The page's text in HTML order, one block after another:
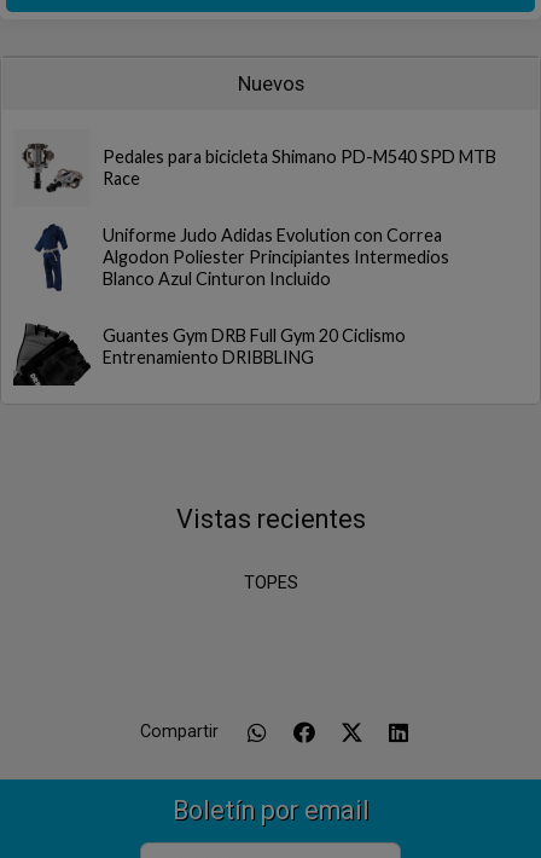
Nuevos
Pedales para bicicleta Shimano PD-M540 SPD MTB
Race
Uniforme Judo Adidas Evolution con Correa
Algodon Poliester Principiantes Intermedios
Blanco Azul Cinturon Incluido
Guantes Gym DRB Full Gym 20 Ciclismo
Entrenamiento DRIBBLING
Vistas recientes
TOPES
Compartir
Boletín por email